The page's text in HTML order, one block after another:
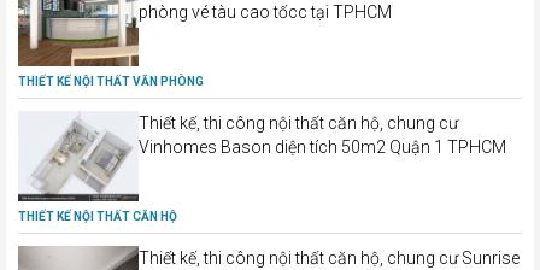
phòng vé tàu cao tốcc tại TPHCM
THIẾT KẾ NỘI THẤT VĂN PHÒNG
Thiết kế, thi công nội thất căn hộ, chung cư
Vinhomes Bason diện tích 50m2 Quận 1 TPHCM
THIẾT KẾ NỘI THẤT CĂN HỘ
Thiết kế, thi công nội thất căn hộ, chung cư Sunrise